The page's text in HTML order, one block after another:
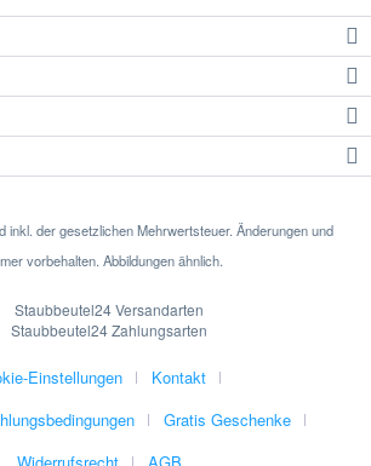
inkl. der gesetzlichen Mehrwertsteuer. Änderungen und
vorbehalten. Abbildungen ähnlich.
Einstellungen
Kontakt
Gratis Geschenke